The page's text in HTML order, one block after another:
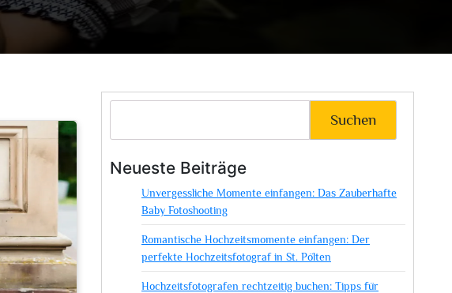
Suchen
Neueste Beiträge
Unvergessliche Momente einfangen: Das Zauberhafte
Baby Fotoshooting
Romantische Hochzeitsmomente einfangen: Der
perfekte Hochzeitsfotograf in St. Pölten
Hochzeitsfotografen rechtzeitig buchen: Tipps für